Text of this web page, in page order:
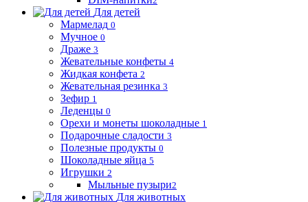
Для детей
Мармелад 0
Мучное 0
Драже 3
Жевательные конфеты 4
Жидкая конфета 2
Жевательная резинка 3
Зефир 1
Леденцы 0
Орехи и монеты шоколадные 1
Подарочные сладости 3
Полезные продукты 0
Шоколадные яйца 5
Игрушки 2
Мыльные пузыри2
Для животных